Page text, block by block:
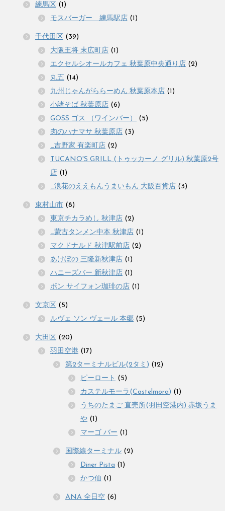
練馬区 (1)
モスバーガー 練馬駅店 (1)
千代田区 (39)
大阪王将 末広町店 (1)
エクセルシオールカフェ 秋葉原中央通り店 (2)
丸五 (14)
九州じゃんがららーめん 秋葉原本店 (1)
小諸そば 秋葉原店 (6)
GOSS ゴス （ワインバー）
(5)
肉のハナマサ 秋葉原店 (3)
_吉野家 有楽町店 (2)
TUCANO'S GRILL (トゥッカーノ グリル) 秋葉原2号
店 (1)
_浪花のええもんうまいもん 大阪百貨店 (3)
東村山市 (8)
東京チカラめし 秋津店 (2)
_蒙古タンメン中本 秋津店 (1)
マクドナルド 秋津駅前店 (2)
あけぼの 三隆新秋津店 (1)
ハニーズバー 新秋津店 (1)
ボン サイフォン珈琲の店 (1)
文京区 (5)
ルヴェ ソン ヴェール 本郷 (5)
大田区 (20)
羽田空港 (17)
第2ターミナルビル(2タミ) (12)
ピーロート (5)
カステルモーラ(Castelmora) (1)
うちのたまご 直売所(羽田空港内) 赤坂うま
や (1)
マーゴ バー (1)
国際線ターミナル (2)
Diner Pista (1)
かつ仙 (1)
ANA 全日空 (6)